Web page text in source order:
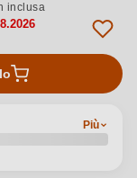
inclusa
Più